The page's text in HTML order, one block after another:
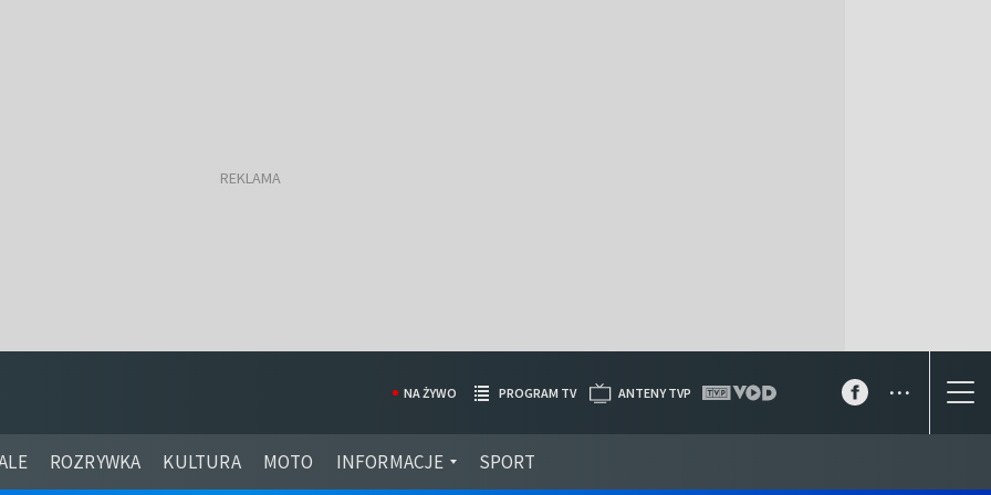
ROZRYWKA KULTURA MOTO INFORMACJE SPORT
NA ŻYWO PROGRAM TV ANTENY TVP ...